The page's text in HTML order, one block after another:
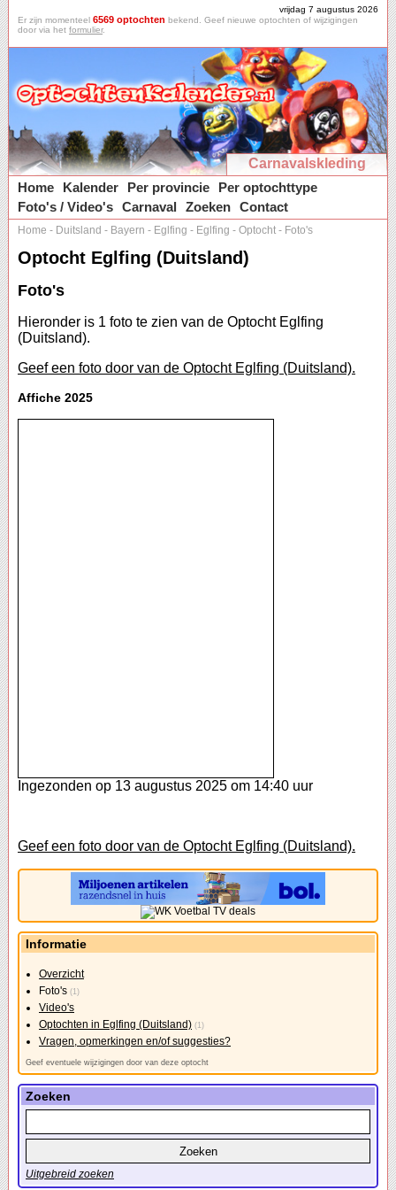
vrijdag 7 augustus 2026
Er zijn momenteel 6569 optochten bekend. Geef nieuwe optochten of wijzigingen
door via het formulier.
Carnavalskleding
Home
Kalender Per provincie
Per optochttype
Foto's / Video's Carnaval Zoeken Contact
Home - Duitsland - Bayern - Eglfing - Eglfing - Optocht - Foto's
Optocht Eglfing (Duitsland)
Foto's
Hieronder is 1 foto te zien van de Optocht Eglfing
(Duitsland).
Geef een foto door van de Optocht Eglfing (Duitsland).
Affiche 2025
Ingezonden op 13 augustus 2025 om 14:40 uur
Geef een foto door van de Optocht Eglfing (Duitsland).
Informatie
Overzicht
Foto's (1)
Video's
Optochten in Eglfing (Duitsland) (1)
Vragen, opmerkingen en/of suggesties?
Geef eventuele wijzigingen door van deze optocht
Zoeken
Uitgebreid zoeken